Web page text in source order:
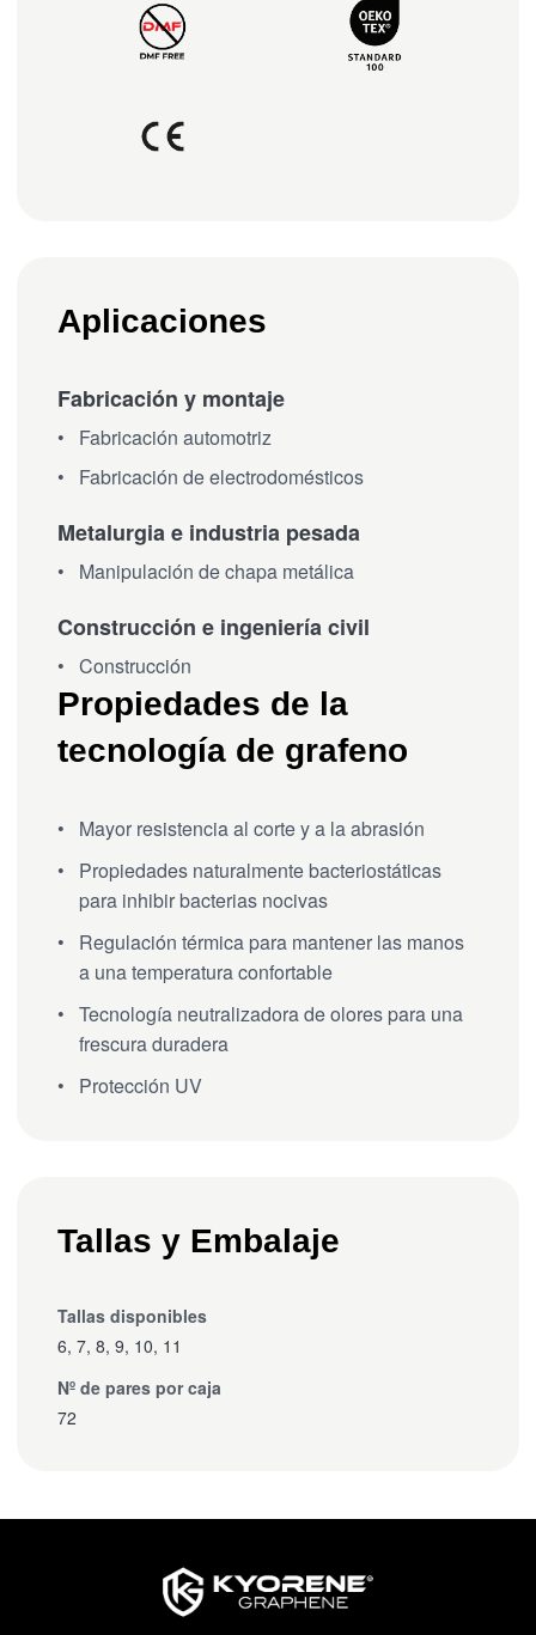
Aplicaciones
Fabricación y montaje
Fabricación automotriz
Fabricación de electrodomésticos
Metalurgia e industria pesada
Manipulación de chapa metálica
Construcción e ingeniería civil
Construcción
Propiedades de la
tecnología de grafeno
Mayor resistencia al corte y a la abrasión
Propiedades naturalmente bacteriostáticas
para inhibir bacterias nocivas
Regulación térmica para mantener las manos
a una temperatura confortable
Tecnología neutralizadora de olores para una
frescura duradera
Protección UV
Tallas y Embalaje
Tallas disponibles
6, 7, 8, 9, 10, 11
Nº de pares por caja
72